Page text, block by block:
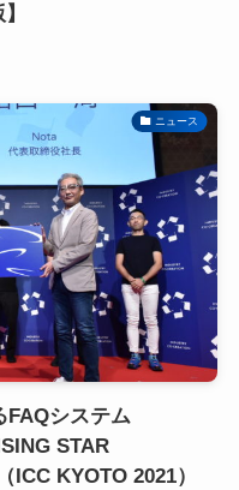
ニュース
FAQシステム
STAR
ICC KYOTO 2021）